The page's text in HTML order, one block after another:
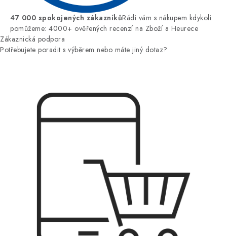
47 000 spokojených zákazníkůRádi vám s nákupem kdykoli
pomůžeme: 4000+ ověřených recenzí na Zboží a Heurece
Zákaznická podpora
Potřebujete poradit s výběrem nebo máte jiný dotaz?